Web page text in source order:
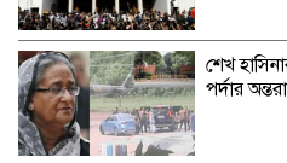
শেখ
পর্দার